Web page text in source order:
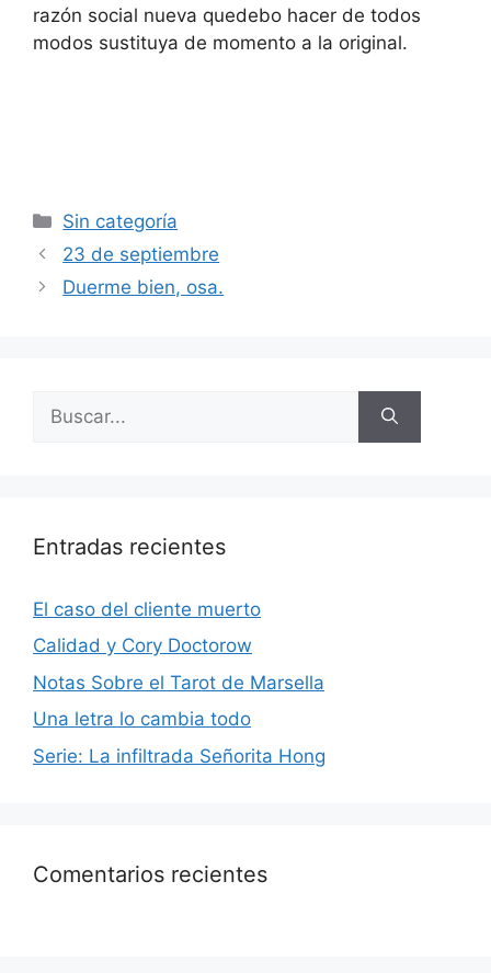
razón social nueva quedebo hacer de todos
modos sustituya de momento a la original.
Categorías
Sin categoría
23 de septiembre
Duerme bien, osa.
Entradas recientes
El caso del cliente muerto
Calidad y Cory Doctorow
Notas Sobre el Tarot de Marsella
Una letra lo cambia todo
Serie: La infiltrada Señorita Hong
Comentarios recientes